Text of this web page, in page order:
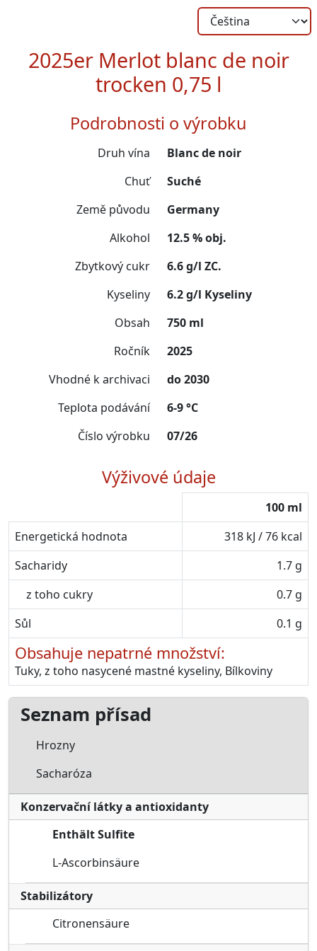
2025er Merlot blanc de noir
trocken 0,75 l
Podrobnosti o výrobku
Druh vína
Blanc de noir
Chuť
Suché
Země původu
Germany
Alkohol
12.5 % obj.
Zbytkový cukr
6.6 g/l ZC.
Kyseliny
6.2 g/l Kyseliny
Obsah
750 ml
Ročník
2025
Vhodné k archivaci
do 2030
Teplota podávání
6-9 °C
Číslo výrobku
07/26
Výživové údaje
100 ml
Energetická hodnota
318 kJ / 76 kcal
Sacharidy
1.7 g
z toho cukry
0.7 g
Sůl
0.1 g
Obsahuje nepatrné množství:
Tuky, z toho nasycené mastné kyseliny, Bílkoviny
Seznam přísad
Hrozny
Sacharóza
Konzervační látky a antioxidanty
Enthält Sulfite
L-Ascorbinsäure
Stabilizátory
Citronensäure